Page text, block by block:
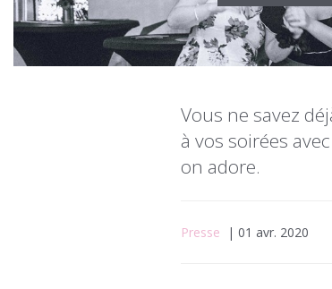
Vous ne savez
à vos soirées
on adore.
Presse | 01 avr. 2020